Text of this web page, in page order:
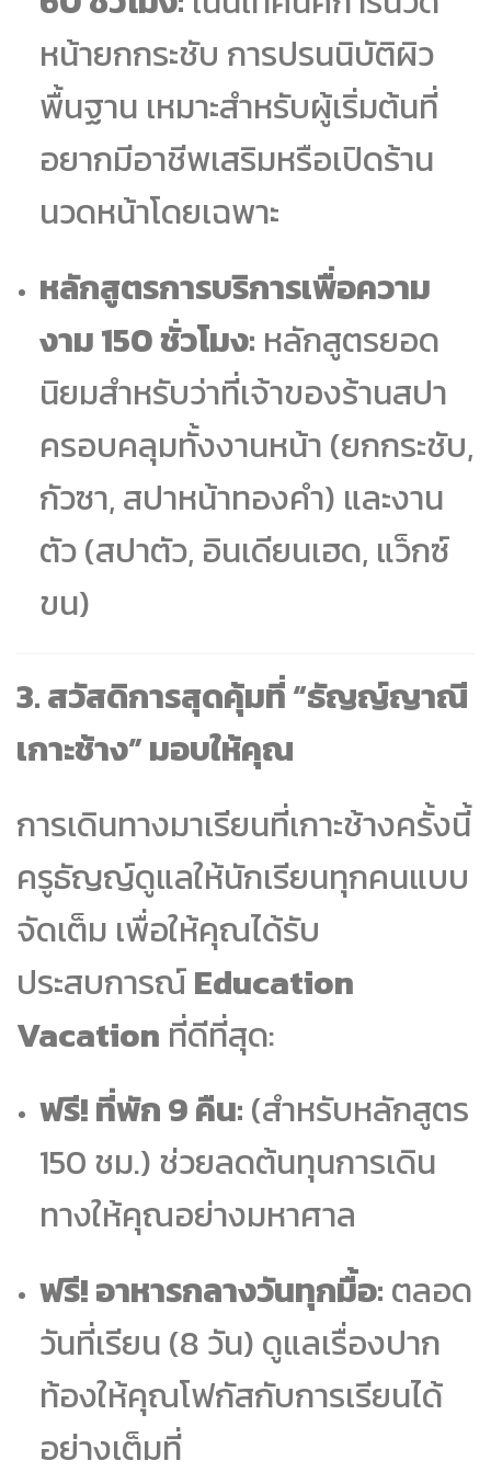
หน้ายกกระชับ การปรนนิบัติผิว
พื้นฐาน เหมาะสำหรับผู้เริ่มต้นที่
อยากมีอาชีพเสริมหรือเปิดร้าน
นวดหน้าโดยเฉพาะ
หลักสูตรการบริการเพื่อความ
งาม 150 ชั่วโมง: หลักสูตรยอด
นิยมสำหรับว่าที่เจ้าของร้านสปา
ครอบคลุมทั้งงานหน้า (ยกกระชับ,
กัวซา, สปาหน้าทองคำ) และงาน
ตัว (สปาตัว, อินเดียนเฮด, แว็กซ์
ขน)
3. สวัสดิการสุดคุ้มที่ “ธัญญ์ญาณี
เกาะช้าง” มอบให้คุณ
การเดินทางมาเรียนที่เกาะช้างครั้งนี้
ครูธัญญ์ดูแลให้นักเรียนทุกคนแบบ
จัดเต็ม เพื่อให้คุณได้รับ
ประสบการณ์Education
Vacation ที่ดีที่สุด:
ฟรี! ที่พัก 9 คืน: (สำหรับหลักสูตร
150 ชม.) ช่วยลดต้นทุนการเดิน
ทางให้คุณอย่างมหาศาล
ฟรี! อาหารกลางวันทุกมื้อ: ตลอด
วันที่เรียน (8 วัน) ดูแลเรื่องปาก
ท้องให้คุณโฟกัสกับการเรียนได้
อย่างเต็มที่